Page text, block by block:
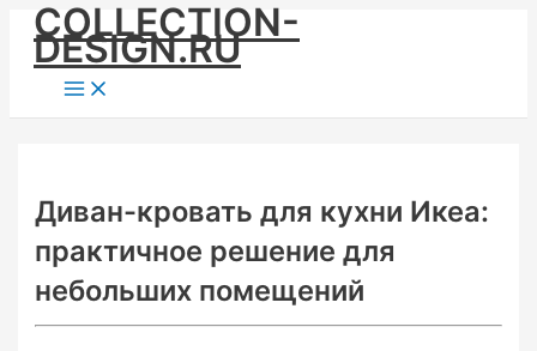
Skip
content
COLLECTION-
DESIGN.RU
Main
Menu
Диван-кровать для кухни Икеа:
практичное решение для
небольших помещений